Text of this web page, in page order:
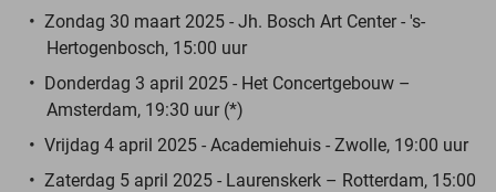
Zondag 30 maart 2025 - Jh. Bosch Art Center - 's-
Hertogenbosch, 15:00 uur
Donderdag 3 april 2025 - Het Concertgebouw –
Amsterdam, 19:30 uur (*)
Vrijdag 4 april 2025 - Academiehuis - Zwolle, 19:00 uur
Zaterdag 5 april 2025 - Laurenskerk – Rotterdam, 15:00